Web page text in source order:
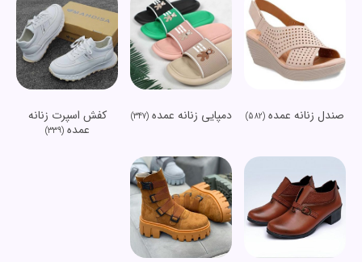
صندل زنانه عمده (582) دمپایی زنانه عمده(347)
کفش اسپرت زنانه
عمده(339)